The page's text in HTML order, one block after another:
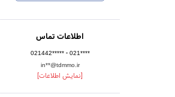
اطلاعات تماس
021442***** - 021****
in**@tdmmo.ir
[نمایش اطلاعات]